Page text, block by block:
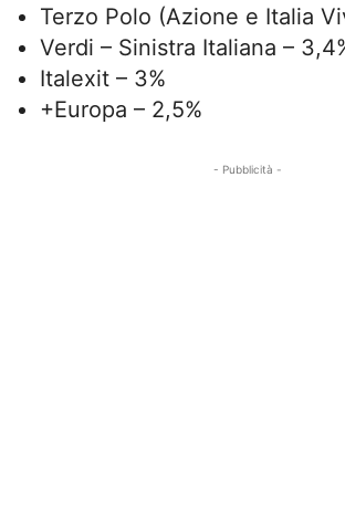
Terzo Polo (Azione e Italia
Verdi – Sinistra Italiana –
Italexit – 3%
+Europa – 2,5%
- Pubblicità -